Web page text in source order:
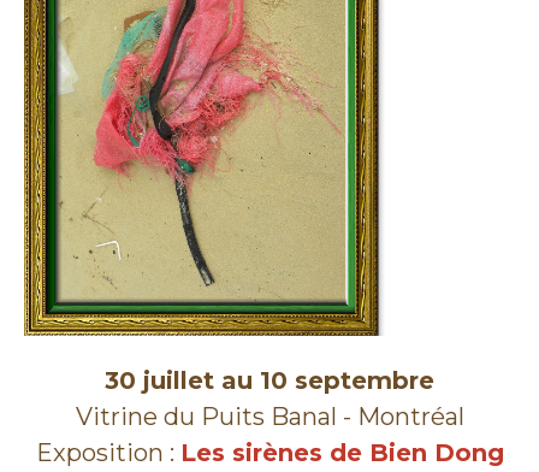
30 juillet au 10 septembre
Vitrine du Puits Banal - Montréal
Exposition : Les sirènes de Bien Dong